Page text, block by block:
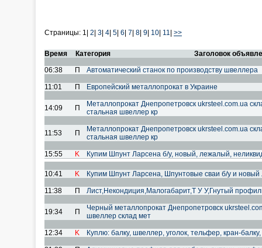
Страницы: 1| 2 3 4 5 6 7 8 9 10 11 >>
Время Категория
Заголовок
06:38
П Автоматический станок по производству швеллера
11:01 П Европейский металлопрокат в Украине
14:09 П
Металлопрокат Днепропетровск ukrsteel.com.ua
стальная швеллер кр
11:53 П
Металлопрокат Днепропетровск ukrsteel.com.ua
стальная швеллер кр
15:55 K Купим Шпунт Ларсена б/у, новый, лежалый,
10:41 K Купим Шпунт Ларсена, Шпунтовые сваи б/у и новый
11:38 П Лист,Некондиция,Малогабарит,Т У У,Гнутый
19:34 П
Черный металлопрокат Днепропетровск
швеллер склад мет
12:34 K Куплю: балку, швеллер, уголок, тельфер, кран-